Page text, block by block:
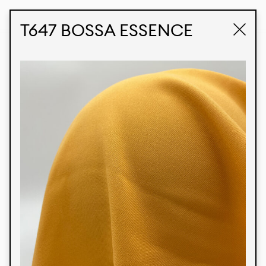
T647 BOSSA ESSENCE
Produtos
Temos orgulho de expressar nossa identidade
brasileira por meio de nossos tecidos e estampas
personalizadas, trabalhando em colaboração
com nossos clientes e dando vida aos seus
conceitos e criações. Nossa extensa linha de
produtos tem opções para diferentes mercados.
Oferecemos também tecidos ecológicos e
tecnológicos que podem ser acabados em
qualquer cor sólida ou impressão digital.
Cores